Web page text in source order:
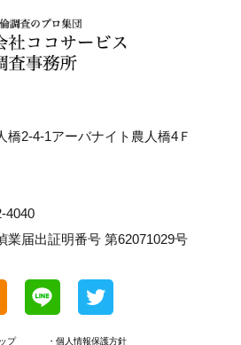
橋2-4-1アーバナイト農人橋4Ｆ
4040
届出証明番号 第62071029号
プ ・個人情報保護方針